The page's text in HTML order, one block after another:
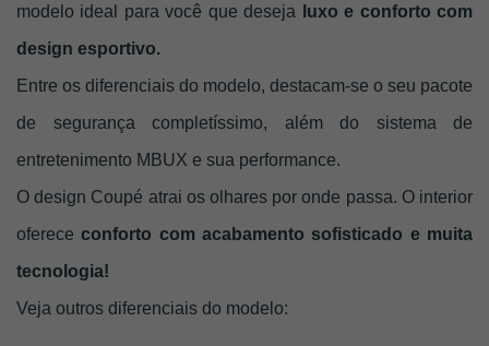
modelo ideal para você que deseja
luxo e conforto com
design esportivo.
Entre os diferenciais do modelo, destacam-se o seu pacote
de segurança completíssimo, além do sistema de
entretenimento MBUX e sua performance.
O design Coupé atrai os olhares por onde passa. O interior
oferece conforto com acabamento sofisticado e muita
tecnologia!
Veja outros diferenciais do modelo: